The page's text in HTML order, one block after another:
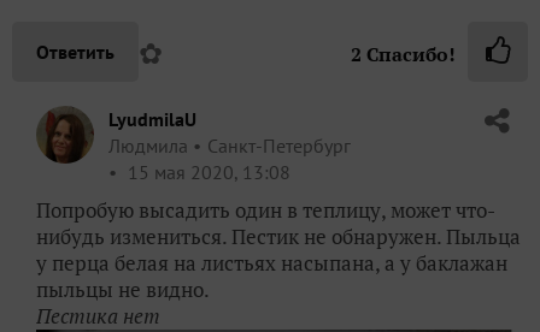
Ответить ✿ 2 Спасибо!
LyudmilaU
Людмила
Санкт-Петербург
15 мая 2020, 13:08
Попробую высадить один в теплицу, может что-
нибудь измениться. Пестик не обнаружен. Пыльца
у перца белая на листьях насыпана, а у баклажан
пыльцы не видно.
Пестика нет